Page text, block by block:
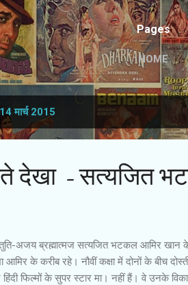
Pages
HOME
14 मार्च 2015
देखा - सत्यजित
अजय ब्रह्मात्मज सत्यजित भटकल आमिर खान
आमिर के करीब रहे। नौवीं कक्षा में दोनों के बीच
फिल्मों के सुपर स्टार मा। नहीं हैं। वे उनके